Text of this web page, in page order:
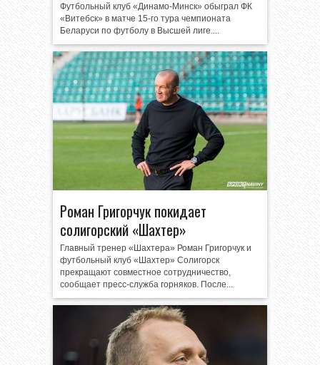
Футбольный клуб «Динамо-Минск» обыграл ФК
«Витебск» в матче 15-го тура чемпионата
Беларуси по футболу в Высшей лиге....
Роман Григорчук покидает
солигорский «Шахтер»
Главный тренер «Шахтера» Роман Григорчук и
футбольный клуб «Шахтер» Солигорск
прекращают совместное сотрудничество,
сообщает пресс-служба горняков. После...